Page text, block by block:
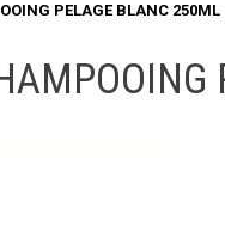
PELAGE BLANC 250ML